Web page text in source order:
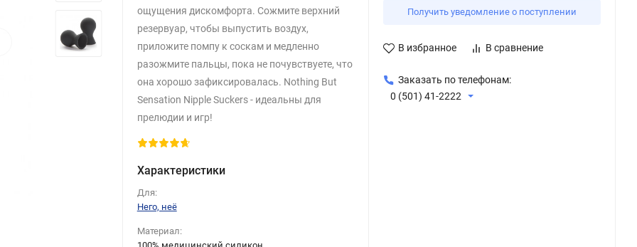
ощущения дискомфорта. Сожмите верхний
резервуар, чтобы выпустить воздух,
приложите помпу к соскам и медленно
разожмите пальцы, пока не почувствуете, что
она хорошо зафиксировалась. Nothing But
Sensation Nipple Suckers - идеальны для
прелюдии и игр!
Характеристики
Для:
Него, неё
Материал:
Получить уведомление о поступлении
В избранное В сравнение
Заказать по телефонам:
0 (501) 41-2222